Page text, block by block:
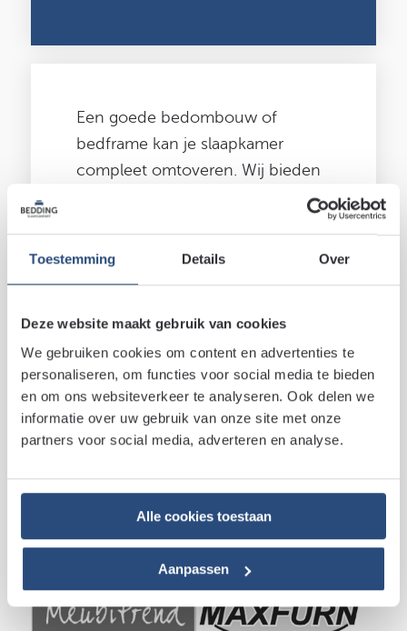
Toestemming Details Over
Deze website maakt gebruik van cookies
We gebruiken cookies om content en advertenties te
personaliseren, om functies voor social media te bieden
en om ons websiteverkeer te analyseren. Ook delen we
informatie over uw gebruik van onze site met onze
partners voor social media, adverteren en analyse.
Alle cookies toestaan
Aanpassen
Een goede bedombouw of
bedframe kan je slaapkamer
compleet omtoveren. Wij bieden
zodat vrijwel iedereen bij ons kan
Maak een afspraak